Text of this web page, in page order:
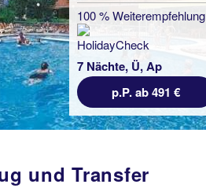
100 % Weiterempfehlung
7 Nächte, Ü, Ap
p.P. ab 491 €
und Transfer